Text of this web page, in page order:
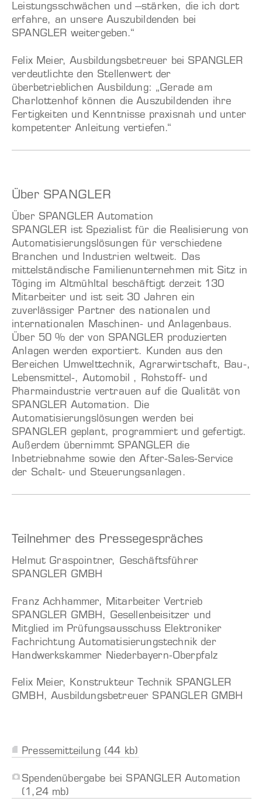
Leistungsschwächen und –stärken, die ich dort
erfahre, an unsere Auszubildenden bei
SPANGLER weitergeben.“
Felix Meier, Ausbildungsbetreuer bei SPANGLER
verdeutlichte den Stellenwert der
überbetrieblichen Ausbildung: „Gerade am
Charlottenhof können die Auszubildenden ihre
Fertigkeiten und Kenntnisse praxisnah und unter
kompetenter Anleitung vertiefen.“
Über SPANGLER
Über SPANGLER Automation
SPANGLER ist Spezialist für die Realisierung von
Automatisierungslösungen für verschiedene
Branchen und Industrien weltweit. Das
mittelständische Familienunternehmen mit Sitz in
Töging im Altmühltal beschäftigt derzeit 130
Mitarbeiter und ist seit 30 Jahren ein
zuverlässiger Partner des nationalen und
internationalen Maschinen- und Anlagenbaus.
Über 50 % der von SPANGLER produzierten
Anlagen werden exportiert. Kunden aus den
Bereichen Umwelttechnik, Agrarwirtschaft, Bau-,
Lebensmittel-, Automobil , Rohstoff- und
Pharmaindustrie vertrauen auf die Qualität von
SPANGLER Automation. Die
Automatisierungslösungen werden bei
SPANGLER geplant, programmiert und gefertigt.
Außerdem übernimmt SPANGLER die
Inbetriebnahme sowie den After-Sales-Service
der Schalt- und Steuerungsanlagen.
Teilnehmer des Pressegespräches
Helmut Graspointner, Geschäftsführer
SPANGLER GMBH
Franz Achhammer, Mitarbeiter Vertrieb
SPANGLER GMBH, Gesellenbeisitzer und
Mitglied im Prüfungsausschuss Elektroniker
Fachrichtung Automatisierungstechnik der
Handwerkskammer Niederbayern-Oberpfalz
Felix Meier, Konstrukteur Technik SPANGLER
GMBH, Ausbildungsbetreuer SPANGLER GMBH
Pressemitteilung (44 kb)
Spendenübergabe bei SPANGLER Automation
(1,24 mb)